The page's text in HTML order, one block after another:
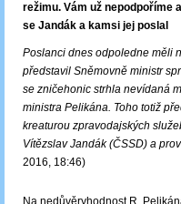
režimu. Vám už nepodpoříme
se Jandák a kamsi jej poslal
Poslanci dnes odpoledne měli
představil Sněmovně ministr
se zničehonic strhla nevídaná
ministra Pelikána. Toho totiž
kreaturou zpravodajských
Vítězslav Jandák (ČSSD) a
2016, 18:46)
Na nedůvěryhodnost R.